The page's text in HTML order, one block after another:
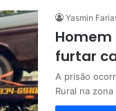
Yasmin
furtar
A prisão
Rural na